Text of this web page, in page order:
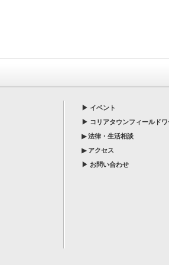
▶ イベント
▶ コリアタウンフィールド
▶法律・生活相談
▶ アクセス
▶ お問い合わせ